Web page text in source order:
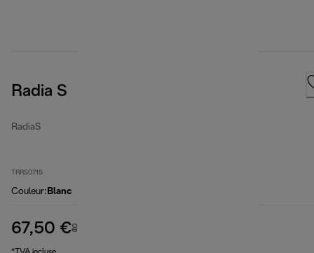
Radia S
RadiaS
TRRS0715
Couleur: Blanc
67,50 €89,00 €